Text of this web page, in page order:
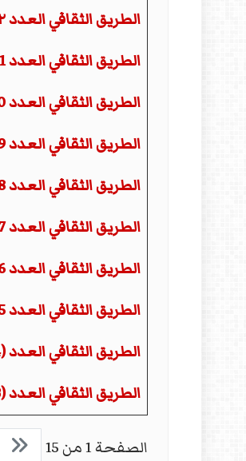
المقالات
الطريق الثقافي العدد 18٢ .. 13 تموز 2026
الطريق الثقافي العدد 181 .. 11 حزيران 2026
الطريق الثقافي العدد 180 .. 13 آيار 2026
الطريق الثقافي العدد 179 .. 15 نيسان 2026
الطريق الثقافي العدد 178 .. 18 اذار 2026
الطريق الثقافي العدد 177 .. 23 شباط 2026
الطريق الثقافي العدد 176 .. 19 كانون الثاني 2026
الطريق الثقافي العدد 175 .. 22 كانون الأول 2025
الطريق الثقافي العدد (174) 1 كانون الأول 2025
الطريق الثقافي العدد (173) 18 تشرين الثاني 2025
الصفحة 1 من 15